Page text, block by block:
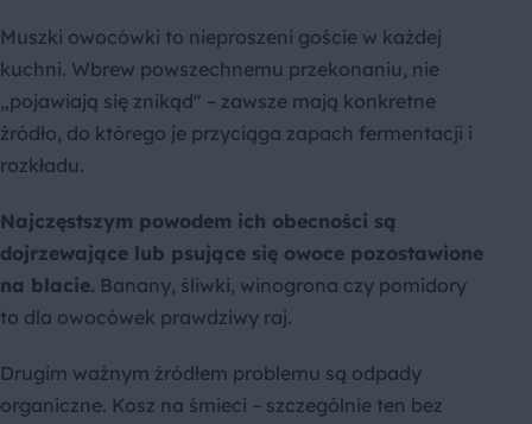
Muszki owocówki to nieproszeni goście w każdej
kuchni. Wbrew powszechnemu przekonaniu, nie
„pojawiają się znikąd" – zawsze mają konkretne
źródło, do którego je przyciąga zapach fermentacji i
rozkładu.
Najczęstszym powodem ich obecności są
dojrzewające lub psujące się owoce pozostawione
na blacie. Banany, śliwki, winogrona czy pomidory
to dla owocówek prawdziwy raj.
Drugim ważnym źródłem problemu są odpady
organiczne. Kosz na śmieci – szczególnie ten bez